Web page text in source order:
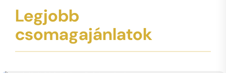
Legjobb
csomagajánlatok